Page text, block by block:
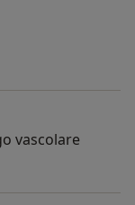
vascolare